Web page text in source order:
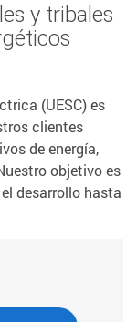
y tribales
(UESC) es
clientes
de energía,
objetivo es
desarrollo hasta